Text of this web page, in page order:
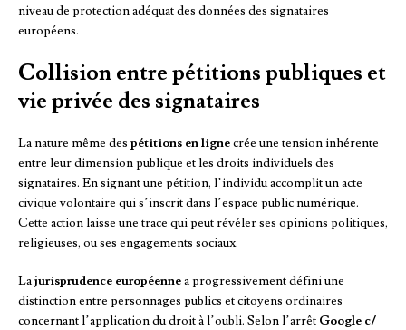
niveau de protection adéquat des données des signataires
européens.
Collision entre pétitions publiques et
vie privée des signataires
La nature même des pétitions en lignecrée une tension inhérente
entre leur dimension publique et les droits individuels des
signataires. En signant une pétition, l’individu accomplit un acte
civique volontaire qui s’inscrit dans l’espace public numérique.
Cette action laisse une trace qui peut révéler ses opinions politiques,
religieuses, ou ses engagements sociaux.
Lajurisprudence européennea progressivement défini une
distinction entre personnages publics et citoyens ordinaires
concernant l’application du droit à l’oubli. Selon l’arrêt Google c/